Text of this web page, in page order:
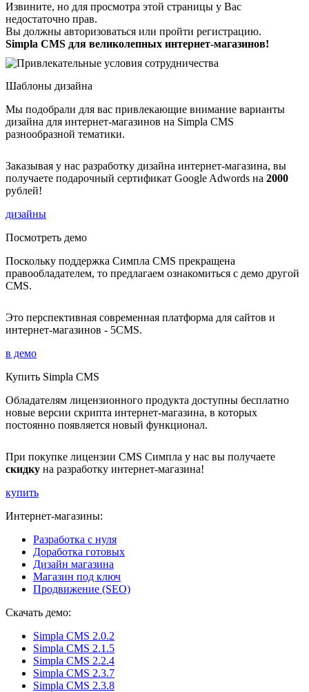
Извините, но для просмотра этой страницы у Вас
недостаточно прав.
Вы должны авторизоваться или пройти регистрацию.
Simpla CMS для великолепных интернет-магазинов!
Шаблоны дизайна
Мы подобрали для вас привлекающие внимание варианты
дизайна для интернет-магазинов на Simpla CMS
разнообразной тематики.
Заказывая у нас разработку дизайна интернет-магазина, вы
получаете подарочный сертификат Google Adwords на 2000
рублей!
дизайны
Посмотреть демо
Поскольку поддержка Симпла CMS прекращена
правообладателем, то предлагаем ознакомиться с демо другой
CMS.
Это перспективная современная платформа для сайтов и
интернет-магазинов - 5CMS.
в демо
Купить Simpla CMS
Обладателям лицензионного продукта доступны бесплатно
новые версии скрипта интернет-магазина, в которых
постоянно появляется новый функционал.
При покупке лицензии CMS Симпла у нас вы получаете
скидку на разработку интернет-магазина!
купить
Интернет-магазины:
Разработка с нуля
Доработка готовых
Дизайн магазина
Магазин под ключ
Продвижение (SEO)
Скачать демо:
Simpla CMS 2.0.2
Simpla CMS 2.1.5
Simpla CMS 2.2.4
Simpla CMS 2.3.7
Simpla CMS 2.3.8